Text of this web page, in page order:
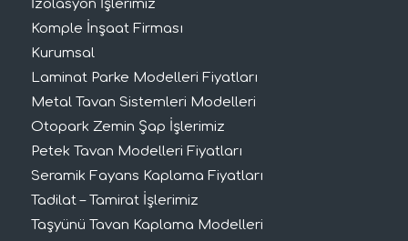
İzolasyon İşlerimiz
Komple İnşaat Firması
Kurumsal
Laminat Parke Modelleri Fiyatları
Metal Tavan Sistemleri Modelleri
Otopark Zemin Şap İşlerimiz
Petek Tavan Modelleri Fiyatları
Seramik Fayans Kaplama Fiyatları
Tadilat – Tamirat İşlerimiz
Taşyünü Tavan Kaplama Modelleri